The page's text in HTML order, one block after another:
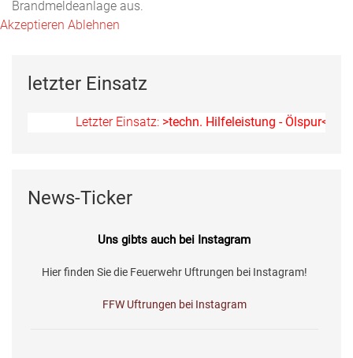
Brandmeldeanlage aus.
letzter Einsatz
Letzter Einsatz:>techn. Hilfeleistung - Ölspur<am
News-Ticker
Uns gibts auch bei Instagram
Hier finden Sie die Feuerwehr Uftrungen bei Instagram!
FFW Uftrungen bei Instagram
Akzeptieren Ablehnen